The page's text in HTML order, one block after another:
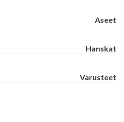
Aseet
Hanskat
Varusteet